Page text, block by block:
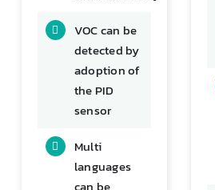
VOC can be
detected by
adoption of
the PID
sensor
Multi
languages
can be